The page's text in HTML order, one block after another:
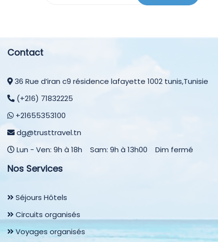
Contact
36 Rue d’iran c9 résidence lafayette 1002 tunis,Tunisie
(+216) 71832225
+21655353100
dg@trusttravel.tn
Lun - Ven: 9h à 18h Sam: 9h à 13h00 Dim fermé
Nos Services
Séjours Hôtels
Circuits organisés
Voyages organisés